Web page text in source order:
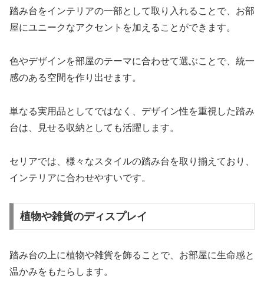
踏み台をインテリアの一部として取り入れることで、お部
屋にユニークなアクセントを加えることができます。
色やデザインを部屋のテーマに合わせて選ぶことで、統一
感のある空間を作り出せます。
単なる実用品としてではなく、デザイン性を重視した踏み
台は、見せる収納としても活躍します。
セリアでは、様々なスタイルの踏み台を取り揃えており、
インテリアに合わせやすいです。
植物や雑貨のディスプレイ
踏み台の上に植物や雑貨を飾ることで、お部屋に生命感と
温かみをもたらします。